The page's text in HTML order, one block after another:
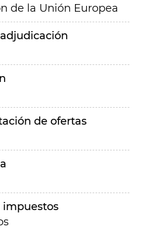
de la Unión Europea
de ofertas
impuestos